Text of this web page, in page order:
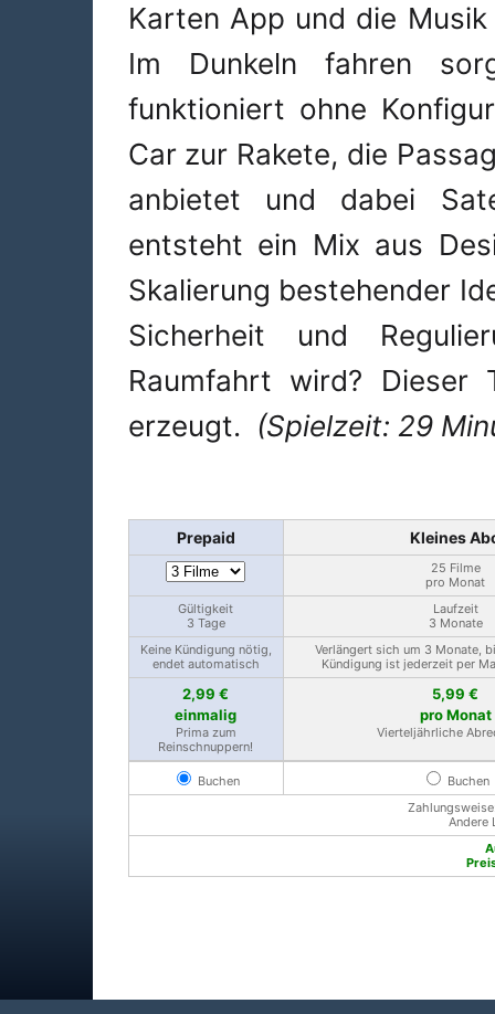
Karten App und die
Im Dunkeln fahren
funktioniert ohne
Car zur Rakete, die
anbietet und dabei
entsteht ein Mix aus
Skalierung bestehender
Sicherheit und
Raumfahrt wird?
erzeugt. (Spielzeit: 29
Prepaid Kleines
25 Filme
pro Monat
Gültigkeit
3 Tage
Laufzeit
3 Monate
Keine Kündigung nötig,
endet automatisch
Verlängert sich um 3 Monate,
Kündigung ist jederzeit per
2,99 €
einmalig
Prima zum
Reinschnuppern!
5,99 €
pro Monat
Vierteljährliche
Buchen
Buchen
Andere